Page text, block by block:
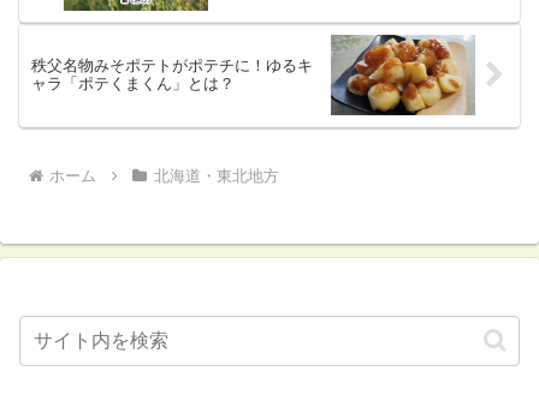
秩父名物みそポテトがポテチに！ゆるキ
ャラ「ポテくまくん」とは？
ホーム 北海道・東北地方